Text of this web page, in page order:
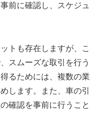
前に確認し、スケジュ
トも存在しますが、こ
スムーズな取引を行う
るためには、複数の業
します。また、車の引
確認を事前に行うこと